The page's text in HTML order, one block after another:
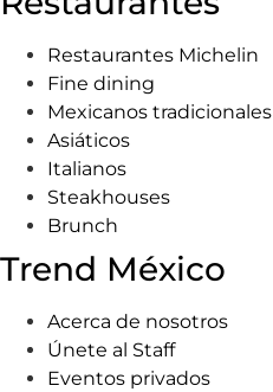
Restaurantes Michelin
Fine dining
Mexicanos tradicionales
Asiáticos
Italianos
Steakhouses
Brunch
Trend México
Acerca de nosotros
Únete al Staff
Eventos privados